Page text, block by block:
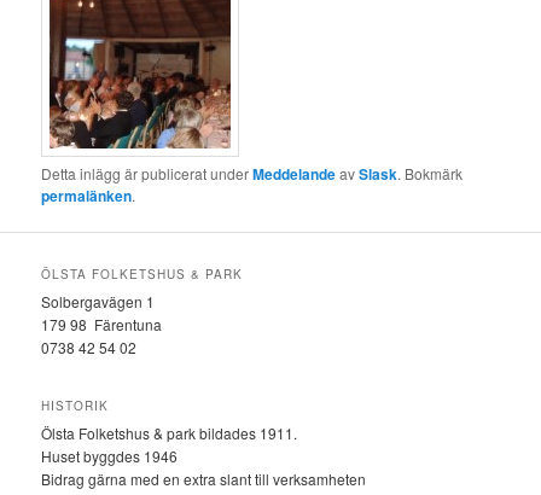
Detta inlägg är publicerat underMeddelandeavSlask. Bokmärk
permalänken.
ÖLSTA FOLKETSHUS & PARK
Solbergavägen 1
179 98 Färentuna
0738 42 54 02
HISTORIK
Ölsta Folketshus & park bildades 1911.
Huset byggdes 1946
Bidrag gärna med en extra slant till verksamheten